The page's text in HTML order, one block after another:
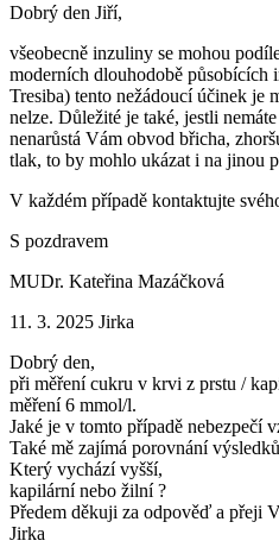
Dobrý den Jiří,
všeobecně inzuliny se mohou
moderních dlouhodobě působících
Tresiba) tento nežádoucí účinek je
nelze. Důležité je také, jestli
nenarůstá Vám obvod břicha,
tlak, to by mohlo ukázat i na jinou
V každém případě kontaktujte
S pozdravem
MUDr. Kateřina Mazáčková
11. 3. 2025 Jirka
Dobrý den,
při měření cukru v krvi z prstu /
měření 6 mmol/l.
Jaké je v tomto případě nebezpečí
Také mě zajímá porovnání
Který vychází vyšší,
kapilární nebo žilní ?
Předem děkuji za odpověď a přeji
Jirka